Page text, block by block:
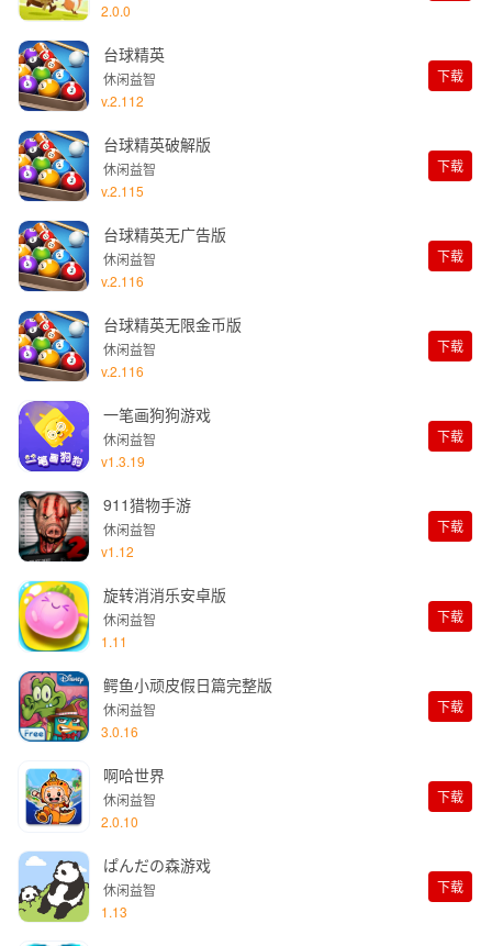
2.0.0
台球精英
休闲益智
v.2.112
下载
台球精英破解版
休闲益智
v.2.115
下载
台球精英无广告版
休闲益智
v.2.116
下载
台球精英无限金币版
休闲益智
v.2.116
下载
一笔画狗狗游戏
休闲益智
v1.3.19
下载
911猎物手游
休闲益智
v1.12
下载
旋转消消乐安卓版
休闲益智
1.11
下载
鳄鱼小顽皮假日篇完整版
休闲益智
3.0.16
下载
啊哈世界
休闲益智
2.0.10
下载
ぱんだの森游戏
休闲益智
1.13
下载